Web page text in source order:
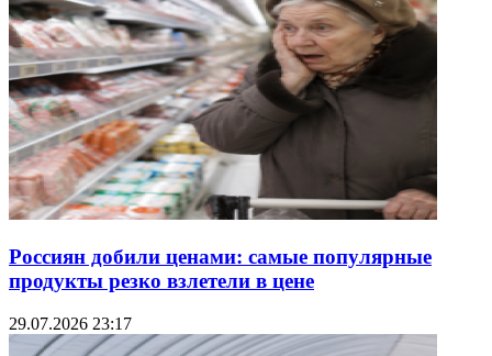
Россиян добили ценами: самые популярные
продукты резко взлетели в цене
29.07.2026 23:17